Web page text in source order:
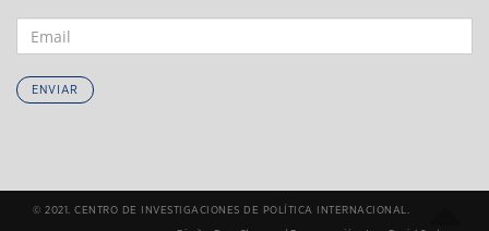
ENVIAR
© 2021. CENTRO DE INVESTIGACIONES DE POLÍTICA INTERNACIONAL.